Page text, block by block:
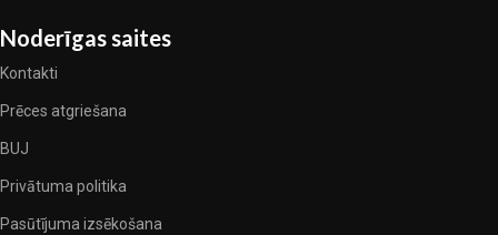
Gultas veļas ražotāji, kā arī citu tekstila preču ražotāji ir pilni ar
dizainieriskām prēcem, kuras novērtēs īsti skaistuma pazinēji. Mēs
esam izvēlējušies jums labākos modeļus no mūsdienu gultas veļas
praktiskumu katrā izstrādājuma vienībā. Mūsu sortimentā ir
pārbaudītu uzņēmumu produkti. Kuri daudzu gadu nepārtrauktā
Noderīgas saites
Kontakti
Prēces atgriešana
BUJ
Privātuma politika
Pasūtījuma izsēkošana